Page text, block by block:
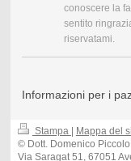
conoscere la
sentito
riservatami.
Informazioni per i
Stampa | Mappa del
© Dott. Domenico
Via Saragat 51, 67051